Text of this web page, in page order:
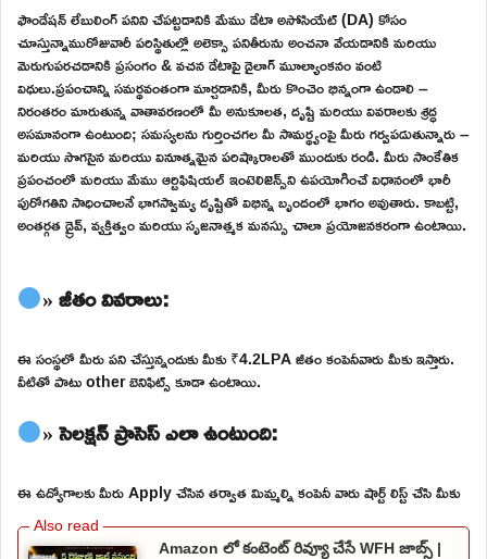
ఫౌండేషన్ లేబులింగ్ పనిని చేపట్టడానికి మేము డేటా అసోసియేట్ (DA) కోసం
చూస్తున్నామురోజువారీ పరిస్థితుల్లో అలెక్సా పనితీరును అంచనా వేయడానికి మరియు
మెరుగుపరచడానికి ప్రసంగం & వచన డేటాపై డైలాగ్ మూల్యాంకనం వంటి
విధులు.ప్రపంచాన్ని సమర్థవంతంగా మార్చడానికి, మీరు కొంచెం భిన్నంగా ఉండాలి –
నిరంతరం మారుతున్న వాతావరణంలో మీ అనుకూలత, దృష్టి మరియు వివరాలకు శ్రద్ధ
అసమానంగా ఉంటుంది; సమస్యలను గుర్తించగల మీ సామర్థ్యంపై మీరు గర్వపడుతున్నారు –
మరియు సొగసైన మరియు వినూత్నమైన పరిష్కారాలతో ముందుకు రండి. మీరు సాంకేతిక
ప్రపంచంలో మరియు మేము ఆర్టిఫిషియల్ ఇంటెలిజెన్స్‌ని ఉపయోగించే విధానంలో భారీ
పురోగతిని సాధించాలనే భాగస్వామ్య దృష్టితో విభిన్న బృందంలో భాగం అవుతారు. కాబట్టి,
అంతర్గత డ్రైవ్, వ్యక్తిత్వం మరియు సృజనాత్మక మనస్సు చాలా ప్రయోజనకరంగా ఉంటాయి.
» జీతం వివరాలు:
ఈ సంస్థలో మీరు పని చేస్తున్నందుకు మీకు ₹4.2LPA జీతం కంపెనీవారు మీకు ఇస్తారు.
వీటితో పాటు other బెనిఫిట్స్ కూడా ఉంటాయి.
» సెలక్షన్ ప్రాసెస్ ఎలా ఉంటుంది:
ఈ ఉద్యోగాలకు మీరు Apply చేసిన తర్వాత మిమ్మల్ని కంపెనీ వారు షార్ట్ లిస్ట్ చేసి మీకు
Amazon లో కంటెంట్ రివ్యూ చేసే WFH జాబ్స్ |